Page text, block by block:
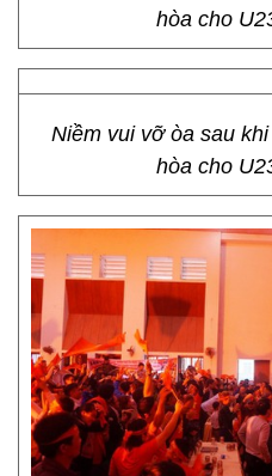
hòa cho
Niềm vui vỡ òa sau
hòa cho